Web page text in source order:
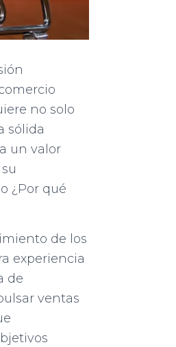
no solo
sólida
un valor
¿Por qué
de los
experiencia
de
ventas